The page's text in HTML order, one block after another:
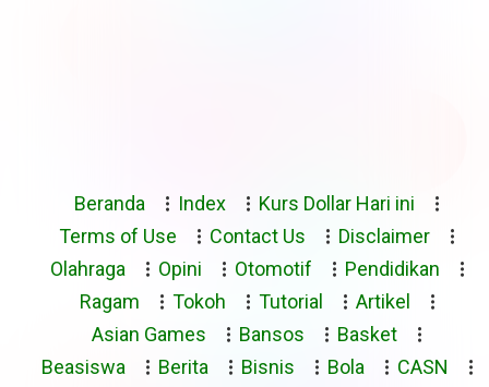
Beranda Index
Kurs Dollar Hari ini
Terms of Use
Contact Us
Disclaimer
Olahraga
Opini Otomotif
Pendidikan
Ragam
Tokoh Tutorial
Artikel
Asian Games
Bansos
Basket
Beasiswa
Berita Bisnis Bola
CASN